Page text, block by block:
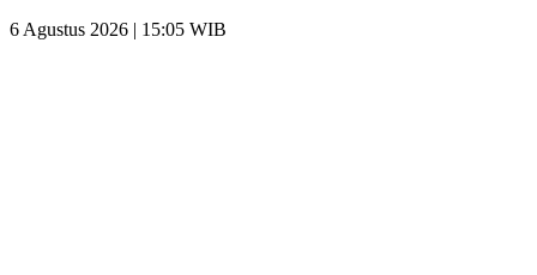
6 Agustus 2026 | 15:05 WIB